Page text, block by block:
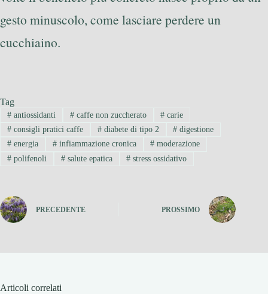
gesto minuscolo, come lasciare perdere un
cucchiaino.
Tag
#antiossidanti #caffe non zuccherato # carie
#consigli pratici caffe #diabete di tipo 2 # digestione
#energia #infiammazione cronica # moderazione
#polifenoli #salute epatica # stress ossidativo
PRECEDENTE PROSSIMO
Articoli correlati